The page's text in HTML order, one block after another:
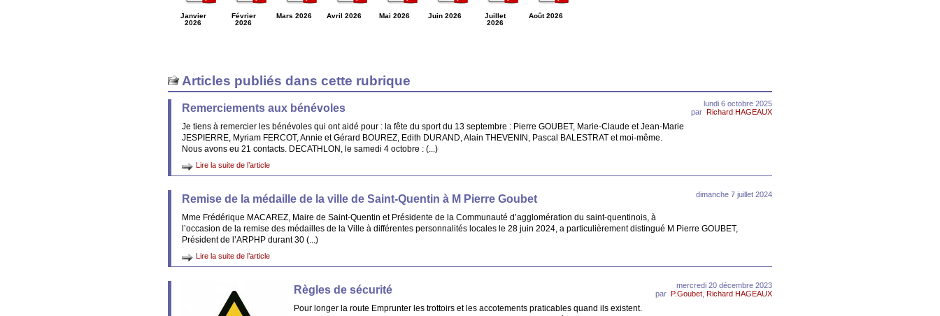
Janvier
2026
Février
2026
Mars 2026 Avril 2026 Mai 2026 Juin 2026
Juillet
2026
Août 2026
Articles publiés dans cette rubrique
lundi 6 octobre 2025
par Richard HAGEAUX
Remerciements aux bénévoles
Je tiens à remercier les bénévoles qui ont aidé pour : la fête du sport du 13 septembre : Pierre GOUBET, Marie-Claude et Jean-Marie
JESPIERRE, Myriam FERCOT, Annie et Gérard BOUREZ, Edith DURAND, Alain THEVENIN, Pascal BALESTRAT et moi-même.
Nous avons eu 21 contacts. DECATHLON, le samedi 4 octobre : (...)
Lire la suite de l’article
dimanche 7 juillet 2024
Remise de la médaille de la ville de Saint-Quentin à M Pierre Goubet
Mme Frédérique MACAREZ, Maire de Saint-Quentin et Présidente de la Communauté d’agglomération du saint-quentinois, à
l’occasion de la remise des médailles de la Ville à différentes personnalités locales le 28 juin 2024, a particulièrement distingué M Pierre GOUBET,
Président de l’ARPHP durant 30 (...)
Lire la suite de l’article
mercredi 20 décembre 2023
par P.Goubet Richard HAGEAUX
Règles de sécurité
Pour longer la route Emprunter les trottoirs et les accotements praticables quand ils existent.